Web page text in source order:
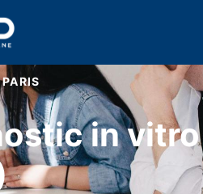
PARIS
in vitro